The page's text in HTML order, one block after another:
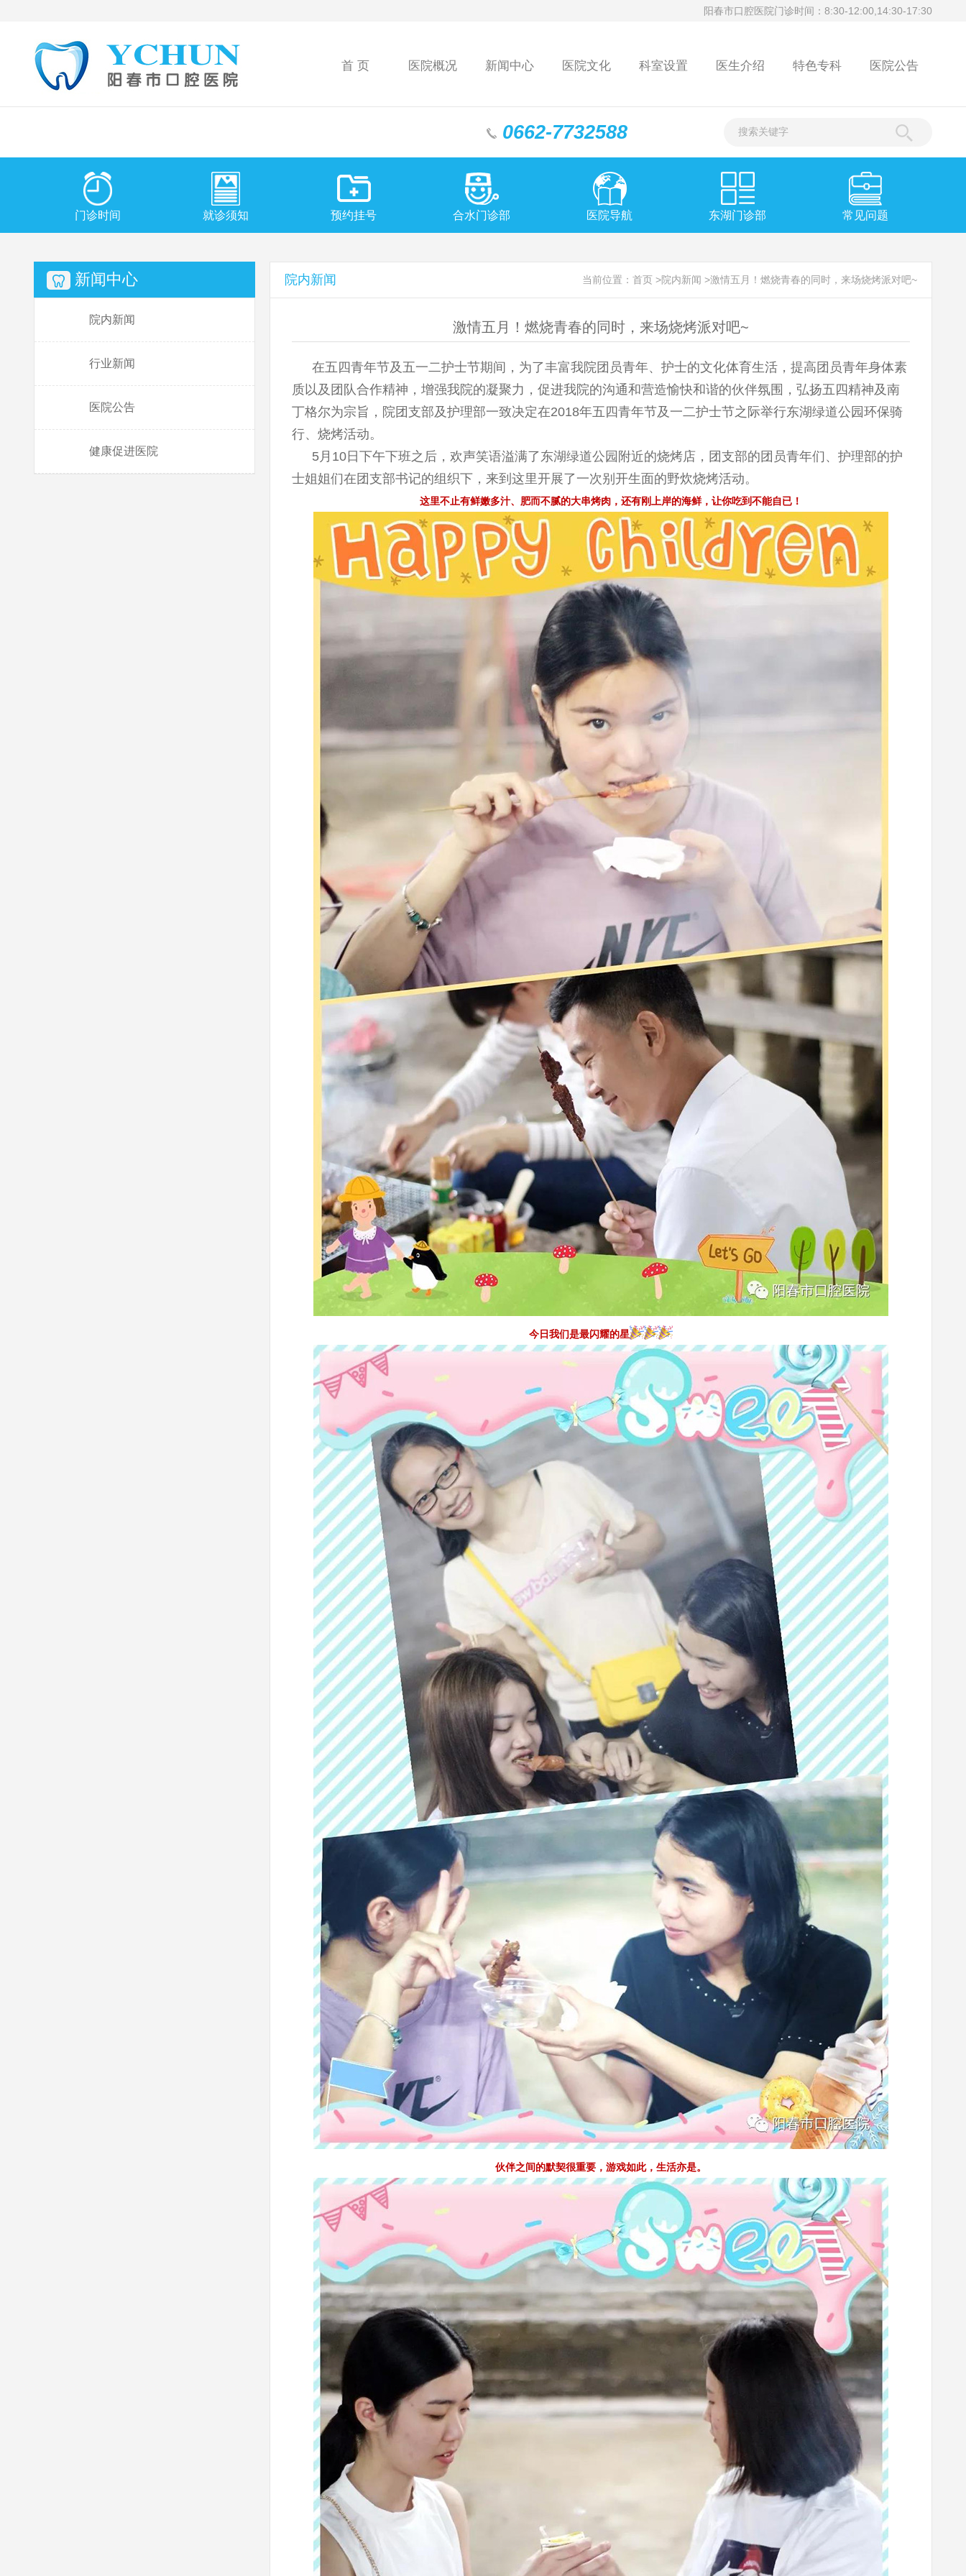
阳春市口腔医院门诊时间：8:30-12:00,14:30-17:30
首 页 医院概况 新闻中心 医院文化 科室设置 医生介绍 特色专科 医院公告
0662-7732588
门诊时间 就诊须知 预约挂号 合水门诊部 医院导航 东湖门诊部 常见问题
新闻中心
院内新闻
行业新闻
医院公告
健康促进医院
院内新闻 当前位置： 首页 >院内新闻 >激情五月！燃烧青春的同时，来场烧烤派对吧~
激情五月！燃烧青春的同时，来场烧烤派对吧~
在五四青年节及五一二护士节期间，为了丰富我院团员青年、护士的文化体育生活，提高团员青年身体素
质以及团队合作精神，增强我院的凝聚力，促进我院的沟通和营造愉快和谐的伙伴氛围，弘扬五四精神及南
丁格尔为宗旨，院团支部及护理部一致决定在2018年五四青年节及一二护士节之际举行东湖绿道公园环保骑
行、烧烤活动。
5月10日下午下班之后，欢声笑语溢满了东湖绿道公园附近的烧烤店，团支部的团员青年们、护理部的护
士姐姐们在团支部书记的组织下，来到这里开展了一次别开生面的野炊烧烤活动。
这里不止有鲜嫩多汁、肥而不腻的大串烤肉，还有刚上岸的海鲜，让你吃到不能自已！
今日我们是最闪耀的星
伙伴之间的默契很重要，游戏如此，生活亦是。